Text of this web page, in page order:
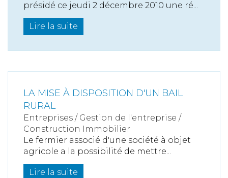
présidé ce jeudi 2 décembre 2010 une ré...
Lire la suite
LA MISE À DISPOSITION D'UN BAIL
RURAL
Entreprises / Gestion de l'entreprise /
Construction Immobilier
Le fermier associé d'une société à objet
agricole a la possibilité de mettre...
Lire la suite